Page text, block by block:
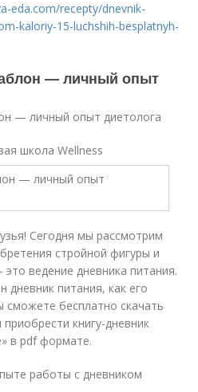
eda.com/recepty/dnevnik-
kaloriy-15-luchshih-besplatnyh-
— личный опыт
— личный опыт диетолога
школа Wellness
Сегодня мы рассмотрим
стройной фигуры и
ведение дневника питания.
дневник питания, как его
сможете бесплатно скачать
книгу-дневник
в pdf формате.
работы с дневником